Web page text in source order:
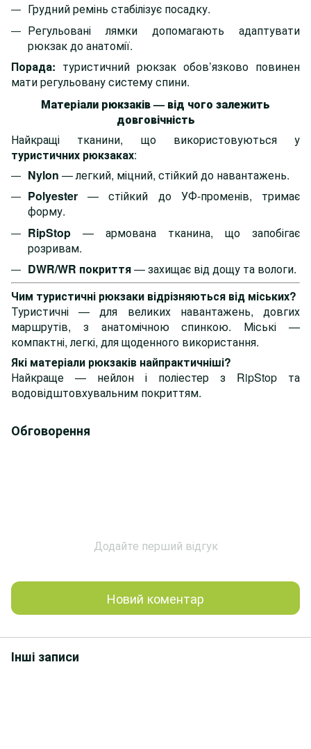
Грудний ремінь стабілізує посадку.
Регульовані лямки допомагають адаптувати
рюкзак до анатомії.
Порада: туристичний рюкзак обов’язково повинен
мати регульовану систему спини.
Матеріали рюкзаків — від чого залежить
довговічність
Найкращі тканини, що використовуються у
туристичних рюкзаках:
Nylon — легкий, міцний, стійкий до навантажень.
Polyester — стійкий до УФ-променів, тримає
форму.
RipStop — армована тканина, що запобігає
розривам.
DWR/WR покриття— захищає від дощу та вологи.
Чим туристичні рюкзаки відрізняються від міських?
Туристичні — для великих навантажень, довгих
маршрутів, з анатомічною спинкою. Міські —
компактні, легкі, для щоденного використання.
Які матеріали рюкзаків найпрактичніші?
Найкраще — нейлон і поліестер з RipStop та
водовідштовхувальним покриттям.
Обговорення
Додайте перший відгук
Новий коментар
Інші записи